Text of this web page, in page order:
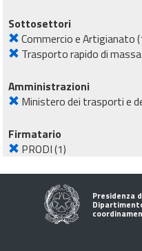
Sottosettori
Commercio e Artigianato
Trasporto rapido di massa
Amministrazioni
Ministero dei trasporti e
Firmatario
PRODI(1)
Presidenza